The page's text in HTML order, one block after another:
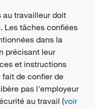
au travailleurdoit
Les tâches confiées
dans la
précisant leur
et instructions
de confier de
pas l'employeur
au travail (voir